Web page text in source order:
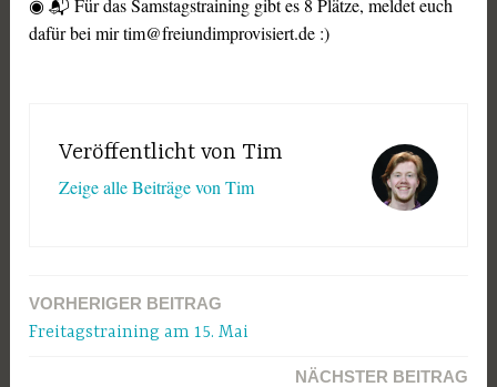
◉ 📬 Für das Samstagstraining gibt es 8 Plätze, meldet euch
dafür bei mir tim@freiundimprovisiert.de :)
Veröffentlicht von Tim
Zeige alle Beiträge von Tim
Beitragsnavigation
VORHERIGER BEITRAG
Freitagstraining am 15. Mai
NÄCHSTER BEITRAG